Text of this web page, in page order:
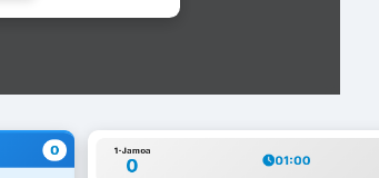
0 1-Jamoa
0 01:00